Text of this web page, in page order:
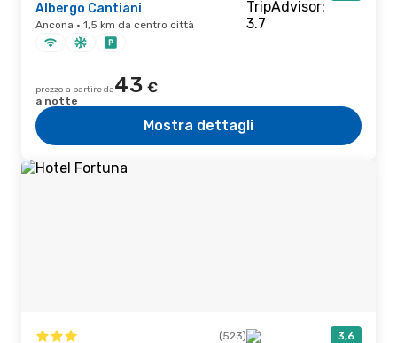
Albergo Cantiani
Ancona · 1,5 km da centro città
prezzo a partire da43 €
a notte
Mostra dettagli
(523) 3,6